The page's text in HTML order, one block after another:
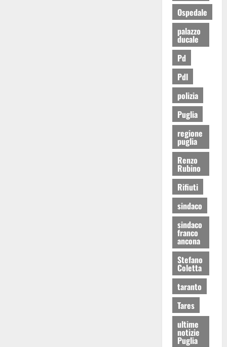
Ospedale
palazzo
ducale
Pd
Pdl
polizia
Puglia
regione
puglia
Renzo
Rubino
Rifiuti
sindaco
sindaco
franco
ancona
Stefano
Coletta
taranto
Tares
ultime
notizie
Puglia